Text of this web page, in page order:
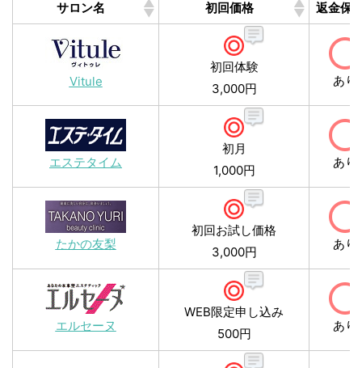
サロン名 初回価格 返金保
Vitule
初回体験
3,000円
あり
エステタイム
初月
1,000円
あり
たかの友梨
初回お試し価格
3,000円
あり
エルセーヌ
WEB限定申し込み
500円
あり